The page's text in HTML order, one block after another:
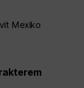
Mexiko